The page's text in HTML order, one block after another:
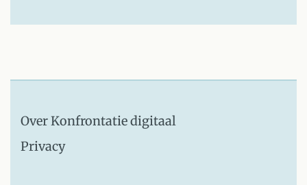
Over Konfrontatie digitaal
Privacy